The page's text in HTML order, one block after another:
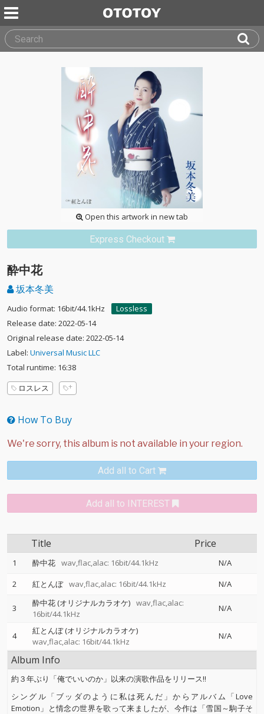
Open this artwork in new tab
Express Checkout
酔中花
坂本冬美
Audio format: 16bit/44.1kHz
Lossless
Release date: 2022-05-14
Original release date: 2022-05-14
Label: Universal Music LLC
Total runtime: 16:38
ロスレス
How To Buy
Add all to Cart
Add all to INTEREST
Title Price
1 酔中花 wav,flac,alac: 16bit/44.1kHz
N/A
2
紅とんぼ wav,flac,alac: 16bit/44.1kHz N/A
3 酔中花 (オリジナルカラオケ) wav,flac,alac:
16bit/44.1kHz
N/A
4
紅とんぼ (オリジナルカラオケ)
wav,flac,alac: 16bit/44.1kHz
N/A
Album Info
約３年ぶり「俺でいいのか」以来の演歌作品をリリース!!
シングル「ブッダのように私は死んだ」からアルバム「Love
Emotion」と情念の世界を歌って来ましたが、今作は「雪国～駒子そ